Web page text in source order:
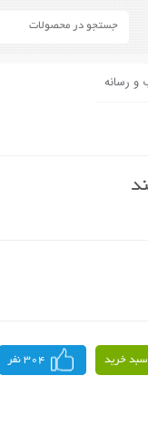
و رسانه
خرید 304 نفر